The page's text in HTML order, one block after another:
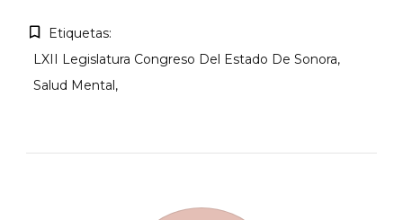
Etiquetas:
LXII Legislatura Congreso Del Estado De Sonora
Salud Mental